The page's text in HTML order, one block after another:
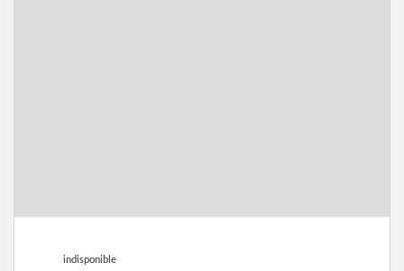
indisponible